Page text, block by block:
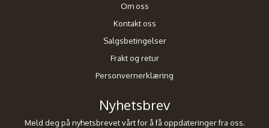
Om oss
Kontakt oss
Salgsbetingelser
Frakt og retur
Personvernerklæring
Nyhetsbrev
Meld deg på nyhetsbrevet vårt for å få oppdateringer fra oss.